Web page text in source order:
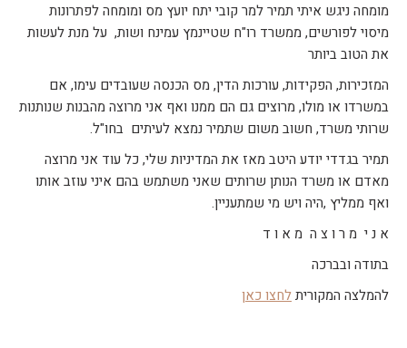
מומחה ניגש איתי תמיר למר קובי יתח יועץ מס ומומחה לפתרונות
מיסוי לפורשים, ממשרד רו"ח שטיינמץ עמינח ושות, על מנת לעשות
את הטוב ביותר
המזכירות, הפקידות, עורכות הדין, מס הכנסה שעובדים עימו, אם
במשרדו או מולו, מרוצים גם הם ממנו ואף אני מרוצה מהבנות שנותנות
שרותי משרד, חשוב משום שתמיר נמצא לעיתים בחו"ל.
תמיר בגדדי יודע היטב מאז את המדיניות שלי, כל עוד אני מרוצה
מאדם או משרד הנותן שרותים שאני משתמש בהם איני עוזב אותו
ואף ממליץ ,היה ויש מי שמתעניין.
א נ י מ ר ו צ ה מ א ו ד
בתודה ובברכה
להמלצה המקוריתלחצו כאן